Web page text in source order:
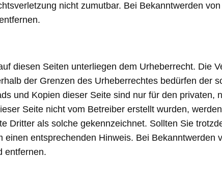
nicht zumutbar. Bei Bekanntwerden von
diesen Seiten unterliegen dem Urheberrecht. Die
der Grenzen des Urheberrechtes bedürfen der
und Kopien dieser Seite sind nur für den privaten,
Seite nicht vom Betreiber erstellt wurden,
Dritter als solche gekennzeichnet. Sollten Sie
entsprechenden Hinweis. Bei Bekanntwerden
entfernen.